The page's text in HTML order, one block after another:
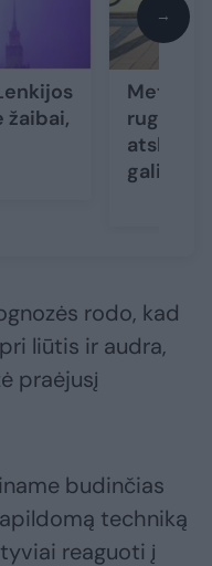
žaibai,
gali
→
rodo, kad
liūtis ir audra,
praėjusį
budinčias
techniką
reaguoti į